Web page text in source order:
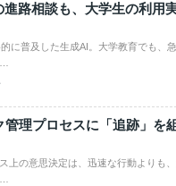
路相談も、大学生の利用
に普及した生成AI。大学教育でも、
理プロセスに「追跡」を
上の意思決定は、迅速な行動よりも